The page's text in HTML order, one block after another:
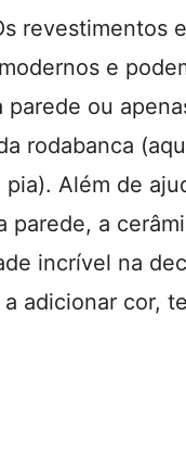
revestimentos
e
parede ou
rodabanca
pia). Além de
parede, a
incrível na
adicionar cor,